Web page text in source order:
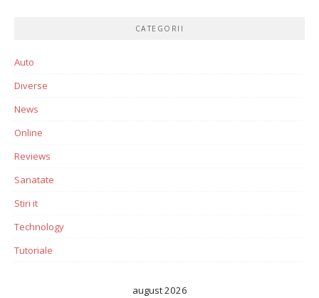
CATEGORII
Auto
Diverse
News
Online
Reviews
Sanatate
Stiri it
Technology
Tutoriale
august 2026